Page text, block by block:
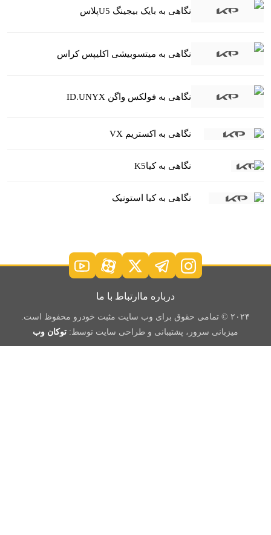
نگاهی به بایک بیجینگ U5پلاس
نگاهی به میتسوبیشی اکلیپس کراس
نگاهی به فولکس واگن ID.UNYX
نگاهی به اکستریم VX
نگاهی به کیاK5
نگاهی به کیا استونیک
درباره ما ارتباط با ما
۲۰۲۴ © تمامی حقوق برای وب سایت مثبت خودرو محفوظ است.
میزبانی سرور، پشتیبانی و طراحی سایت توسط: توکان وب